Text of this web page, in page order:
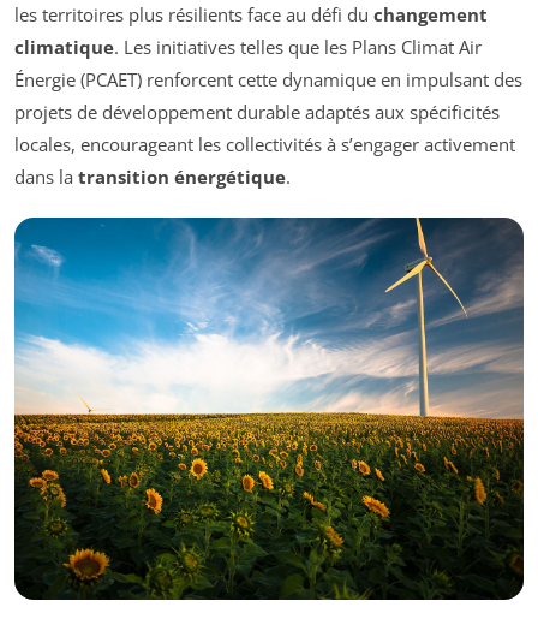
les territoires plus résilients face au défi du changement
climatique. Les initiatives telles que les Plans Climat Air
Énergie (PCAET) renforcent cette dynamique en impulsant des
projets de développement durable adaptés aux spécificités
locales, encourageant les collectivités à s’engager activement
dans la transition énergétique.